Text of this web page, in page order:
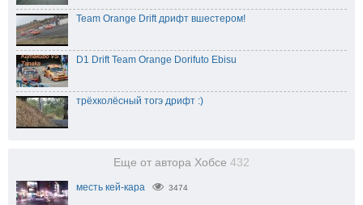
Team Orange Drift дрифт вшестером!
D1 Drift Team Orange Dorifuto Ebisu
трёхколёсный тогэ дрифт :)
Еще от автора Хобсе 432
месть кей-кара 3474